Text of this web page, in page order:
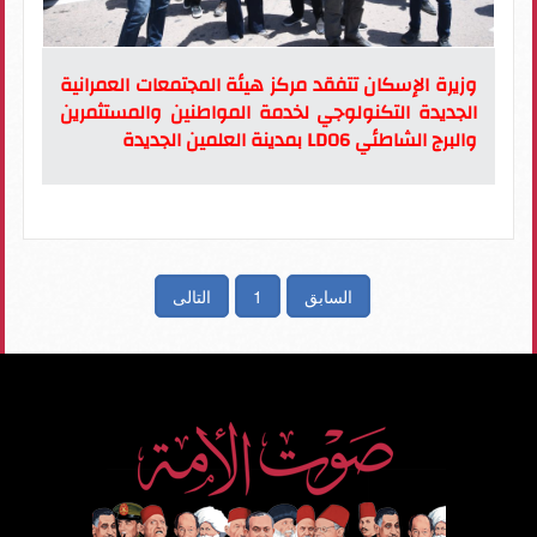
وزيرة الإسكان تتفقد مركز هيئة المجتمعات العمرانية
الجديدة التكنولوجي لخدمة المواطنين والمستثمرين
والبرج الشاطئي LD06 بمدينة العلمين الجديدة
السابق 1 التالى